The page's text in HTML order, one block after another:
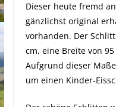
Dieser heute fremd
gänzlichst original
vorhanden. Der
cm, eine Breite von
Aufgrund dieser
um einen Kinder-